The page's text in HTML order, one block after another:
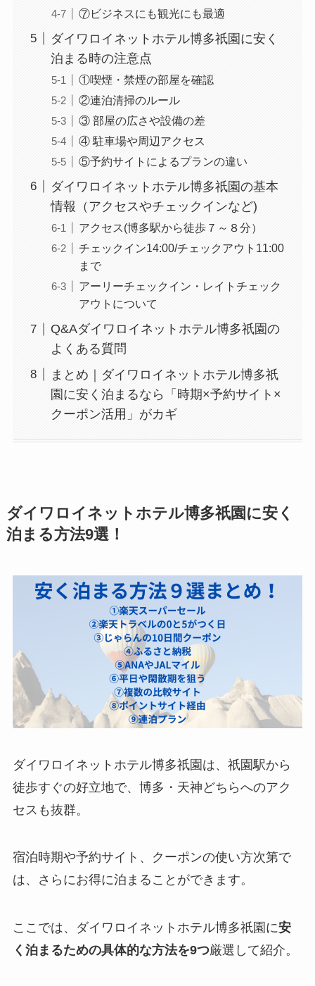
⑦ビジネスにも観光にも最適
ダイワロイネットホテル博多祇園に安く
泊まる時の注意点
①喫煙・禁煙の部屋を確認
②連泊清掃のルール
③ 部屋の広さや設備の差
④ 駐車場や周辺アクセス
⑤予約サイトによるプランの違い
ダイワロイネットホテル博多祇園の基本
情報（アクセスやチェックインなど)
アクセス(博多駅から徒歩７～８分）
チェックイン14:00/チェックアウト11:00
まで
アーリーチェックイン・レイトチェック
アウトについて
Q&Aダイワロイネットホテル博多祇園の
よくある質問
まとめ｜ダイワロイネットホテル博多祇
園に安く泊まるなら「時期×予約サイト×
クーポン活用」がカギ
ダイワロイネットホテル博多祇園に安く
泊まる方法9選！
ダイワロイネットホテル博多祇園は、祇園駅から
徒歩すぐの好立地で、博多・天神どちらへのアク
セスも抜群。
宿泊時期や予約サイト、クーポンの使い方次第で
は、さらにお得に泊まることができます。
ここでは、ダイワロイネットホテル博多祇園に安
く泊まるための具体的な方法を9つ厳選して紹介。